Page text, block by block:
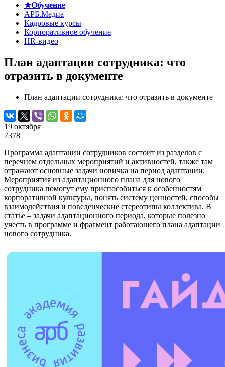
★Обучение
АРБ.Медиа
Кадровые курсы
Корпоративное обучение
HR-видео
План адаптации сотрудника: что
отразить в документе
План адаптации сотрудника: что отразить в документе
19 октября
7378
Программа адаптации сотрудников состоит из разделов с
перечнем отдельных мероприятий и активностей, также там
отражают основные задачи новичка на период адаптации.
Мероприятия из адаптационного плана для нового
сотрудника помогут ему приспособиться к особенностям
корпоративной культуры, понять систему ценностей, способы
взаимодействия и поведенческие стереотипы коллектива. В
статье – задачи адаптационного периода, которые полезно
учесть в программе и фрагмент работающего плана адаптации
нового сотрудника.